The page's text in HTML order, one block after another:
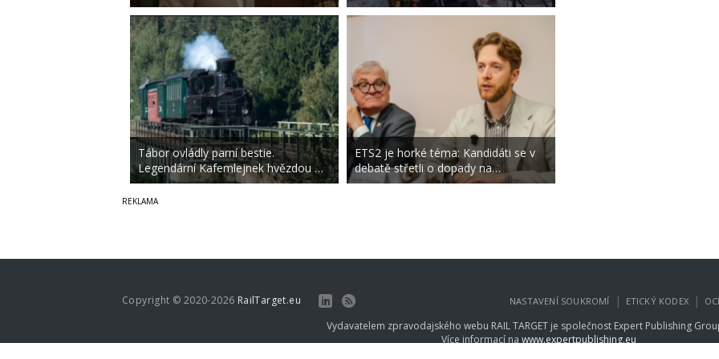
Tábor ovládly parní bestie.
Legendární Kafemlejnek hvězdou …
ETS2 je horké téma: Kandidáti se v
debatě střetli o dopady na…
NASTAVENÍ SOUKROMÍ | ETICKÝ KODEX |
Copyright © 2020-2026 RailTarget.eu
Vydavatelem zpravodajského webu RAIL TARGET je společnost Expert Publishing
Více informací nawww.expertpublishing.eu